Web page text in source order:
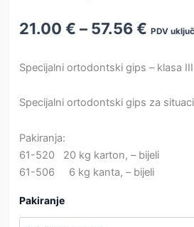
21.00€ – 57.56€
od
do
PDV
Specijalni ortodontski gips – klasa III
Specijalni ortodontski gips za
Pakiranja:
61-520 20 kg karton, – bijeli
61-506 6 kg kanta, – bijeli
Pakiranje